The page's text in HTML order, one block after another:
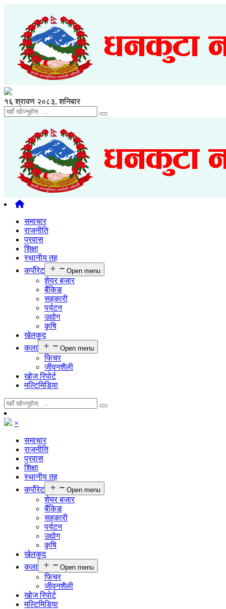
१६ श्रावण २०८३, शनिबार
समाचार
राजनीति
प्रवास
शिक्षा
स्थानीय तह
कर्पाेरेट
Open menu
शेयर बजार
बैंकिङ
सहकारी
पर्यटन
उद्योग
कृषि
खेलकुद
कला
Open menu
फिचर
जीवनशैली
खोज रिपोर्ट
मल्टिमिडिया
×
समाचार
राजनीति
प्रवास
शिक्षा
स्थानीय तह
कर्पाेरेट
Open menu
शेयर बजार
बैंकिङ
सहकारी
पर्यटन
उद्योग
कृषि
खेलकुद
कला
Open menu
फिचर
जीवनशैली
खोज रिपोर्ट
मल्टिमिडिया